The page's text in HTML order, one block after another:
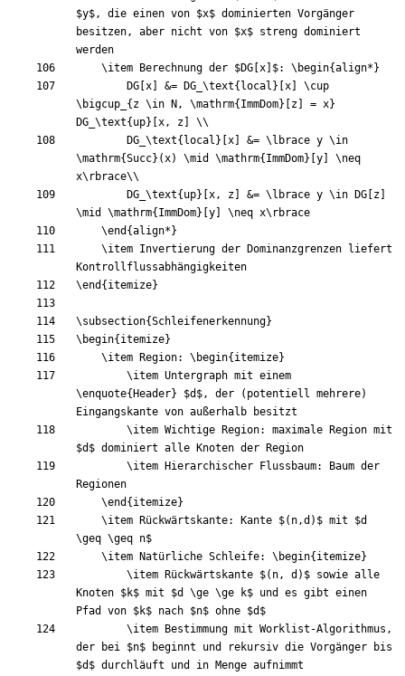
$y$, die einen von $x$ dominierten Vorgänger
besitzen, aber nicht von $x$ streng dominiert
\item Berechnung der $DG x $: \begin{align* }
		DG[x]
&= DG \text{ local } [x] \cup
\bigcup { z \in N, \mathrm{ ImmDom} [z] = x}
DG \text{ up} [x, z] \\
		DG
\text{ local } [x] &= \lbrace y \in
\mathrm{Succ} (x) \mid \mathrm{ ImmDom} [y] \neq
x\rbrace\\
		DG
\text{ up} [x, z] &= \lbrace y \in
\mid
\mathrm{ ImmDom} [y] \neq x\rbrace
\end {align* }
\item Invertierung der Dominanzgrenzen liefert
\end { itemize}
\subsection{Schleifenerkennung}
\begin{ itemize}
\item Region: \begin{ itemize}
\item
\enquote{ Header} $d $, der (potentiell mehrere)
\item
$d $
\item Hierarchischer Flussbaum: Baum der
\end { itemize}
\item Rückwärtskante: Kante $( n,d ) $ mit $
\geq \geq n$
\item Natürliche Schleife: \begin{ itemize}
\item Rückwärtskante $( n, d ) $ sowie alle
Knoten $k$ mit $d \ge \ge k$ und es gibt einen
Pfad von $k$ nach $n$ ohne $d $
\item Bestimmung mit Worklist-Algorithmus,
der bei $n$
$d $